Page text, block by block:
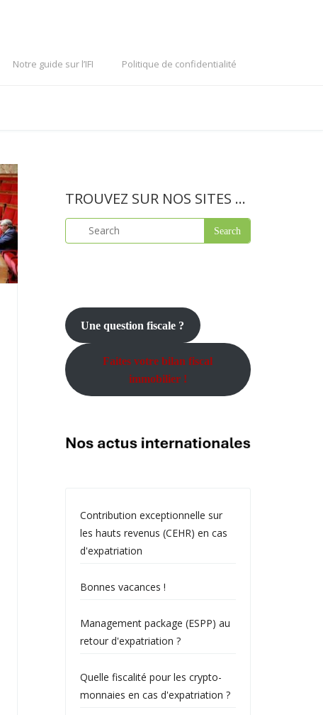
Notre guide sur l’IFI Politique de confidentialité
TROUVEZ SUR NOS SITES …
Une question fiscale ?
Faites votre bilan fiscal
immobilier !
Contribution exceptionnelle sur
les hauts revenus (CEHR) en cas
d'expatriation
Bonnes vacances !
Management package (ESPP) au
retour d'expatriation ?
Quelle fiscalité pour les crypto-
monnaies en cas d'expatriation ?